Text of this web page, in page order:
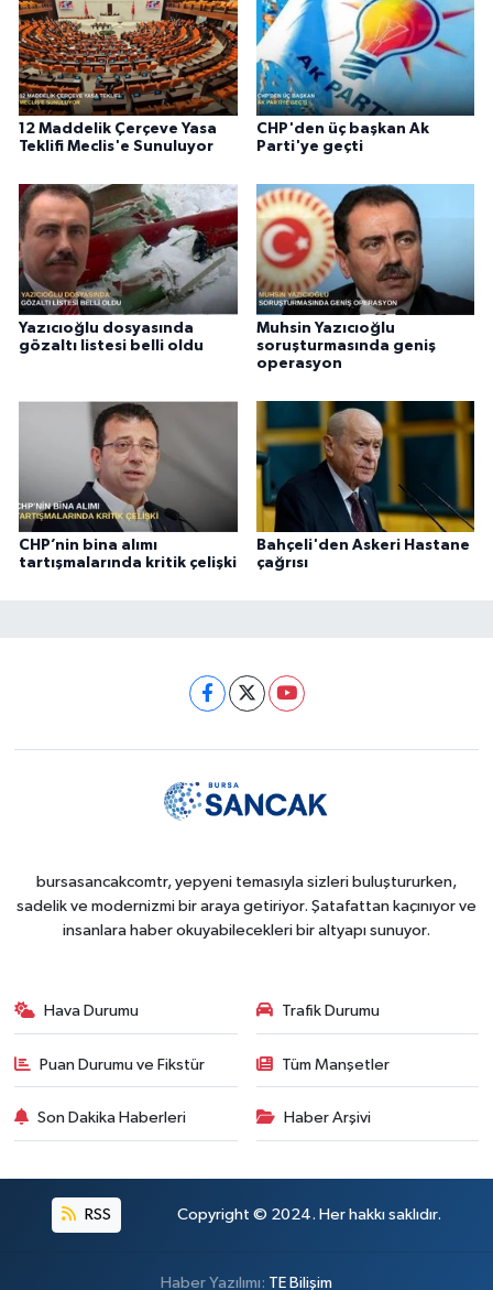
12 Maddelik Çerçeve Yasa
Teklifi Meclis'e Sunuluyor
CHP'den üç başkan Ak
Parti'ye geçti
Yazıcıoğlu dosyasında
gözaltı listesi belli oldu
Muhsin Yazıcıoğlu
soruşturmasında geniş
operasyon
CHP’nin bina alımı
tartışmalarında kritik çelişki
Bahçeli'den Askeri Hastane
çağrısı
bursasancakcomtr, yepyeni temasıyla sizleri buluştururken,
sadelik ve modernizmi bir araya getiriyor. Şatafattan kaçınıyor ve
insanlara haber okuyabilecekleri bir altyapı sunuyor.
Hava Durumu Trafik Durumu
Puan Durumu ve Fikstür Tüm Manşetler
Son Dakika Haberleri Haber Arşivi
RSS Copyright © 2024. Her hakkı saklıdır.
Haber Yazılımı: TE Bilişim